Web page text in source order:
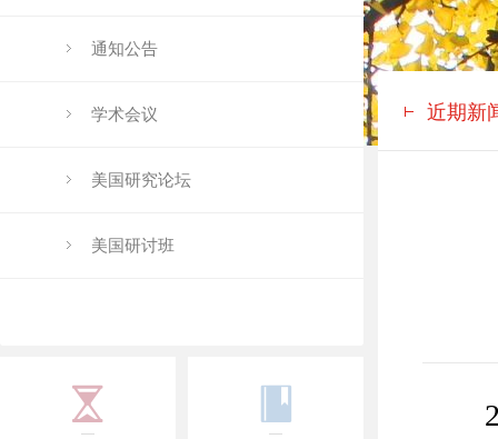
通知公告
学术会议
美国研究论坛
美国研讨班
近期新